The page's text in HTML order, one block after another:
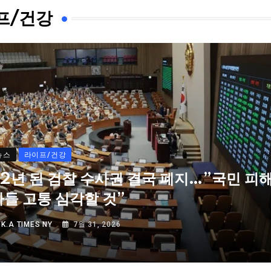
/건강
스 라이프/건강
년 된 검찰 수사권 결국 폐지…”국민 피
들 고통 심각할 것”
K.A TIMES NY 7월 31, 2026